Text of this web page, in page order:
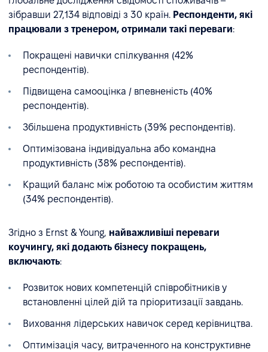
зібравши 27,134 відповіді з 30 країн. Респонденти, які
працювали з тренером, отримали такі переваги:
Покращені навички спілкування (42%
респондентів).
Підвищена самооцінка / впевненість (40%
респондентів).
Збільшена продуктивність (39% респондентів).
Оптимізована індивідуальна або командна
продуктивність (38% респондентів).
Кращий баланс між роботою та особистим життям
(34% респондентів).
Згідно з Ernst & Young, найважливіші переваги
коучингу, які додають бізнесу покращень,
включають:
Розвиток нових компетенцій співробітників у
встановленні цілей дій та пріоритизації завдань.
Виховання лідерських навичок серед керівництва.
Оптимізація часу, витраченного на конструктивне